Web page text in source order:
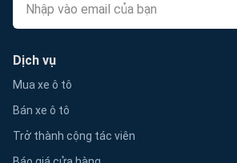
Dịch vụ
Mua xe ô tô
Bán xe ô tô
Trở thành cộng tác viên